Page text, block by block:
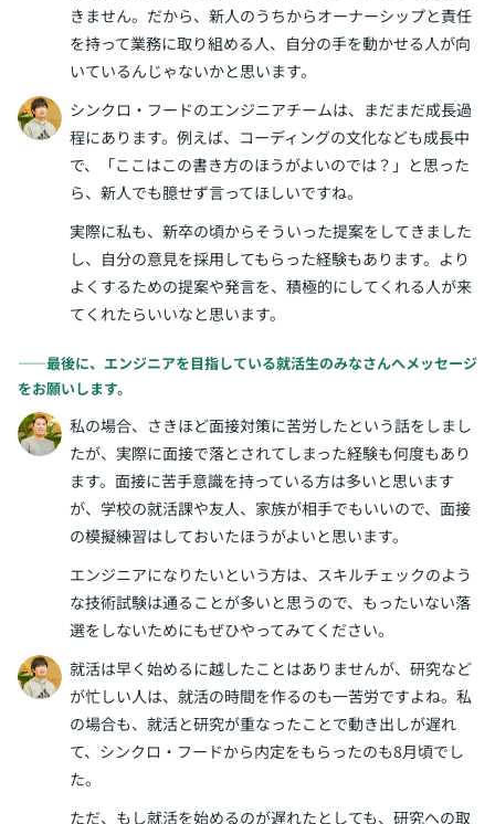
きません。だから、新人のうちからオーナーシップと責任
を持って業務に取り組める人、自分の手を動かせる人が向
いているんじゃないかと思います。
シンクロ・フードのエンジニアチームは、まだまだ成長過
程にあります。例えば、コーディングの文化なども成長中
で、「ここはこの書き方のほうがよいのでは？」と思った
ら、新人でも臆せず言ってほしいですね。
実際に私も、新卒の頃からそういった提案をしてきました
し、自分の意見を採用してもらった経験もあります。より
よくするための提案や発言を、積極的にしてくれる人が来
てくれたらいいなと思います。
――最後に、エンジニアを目指している就活生のみなさんへメッセージ
をお願いします。
私の場合、さきほど面接対策に苦労したという話をしまし
たが、実際に面接で落とされてしまった経験も何度もあり
ます。面接に苦手意識を持っている方は多いと思います
が、学校の就活課や友人、家族が相手でもいいので、面接
の模擬練習はしておいたほうがよいと思います。
エンジニアになりたいという方は、スキルチェックのよう
な技術試験は通ることが多いと思うので、もったいない落
選をしないためにもぜひやってみてください。
就活は早く始めるに越したことはありませんが、研究など
が忙しい人は、就活の時間を作るのも一苦労ですよね。私
の場合も、就活と研究が重なったことで動き出しが遅れ
て、シンクロ・フードから内定をもらったのも8月頃でし
た。
ただ、もし就活を始めるのが遅れたとしても、研究への取